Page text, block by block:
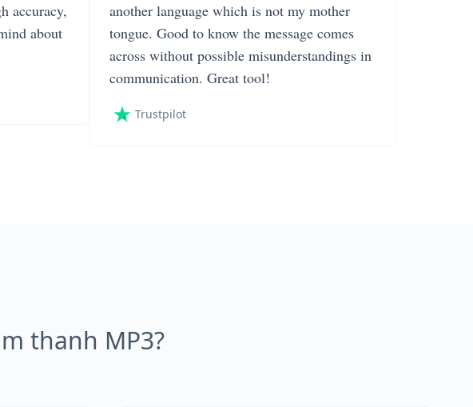
accuracy,
about
another language which is not my mother
tongue. Good to know the message comes
across without possible misunderstandings in
communication. Great tool!
Trustpilot
thanh MP3?